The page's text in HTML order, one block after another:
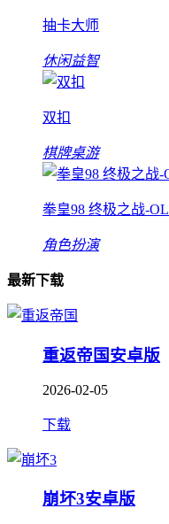
抽卡大师
休闲益智
双扣
棋牌桌游
拳皇98 终极之战-OL
角色扮演
最新下载
重返帝国安卓版
2026-02-05
下载
崩坏3安卓版